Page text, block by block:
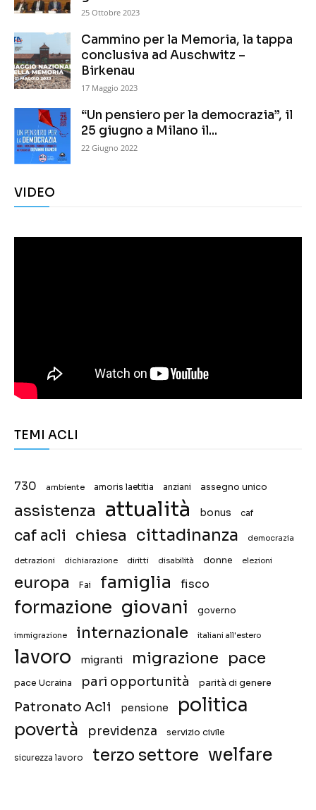
25 Ottobre 2023
Cammino per la Memoria, la tappa
conclusiva ad Auschwitz –
Birkenau
17 Maggio 2023
“Un pensiero per la democrazia”, il
25 giugno a Milano il...
22 Giugno 2022
VIDEO
TEMI ACLI
730 ambiente amoris laetitia anziani assegno unico
assistenza attualità bonus caf
caf acli chiesa cittadinanza democrazia
detrazioni dichiarazione diritti disabilità donne elezioni
europa Fai famiglia fisco
formazione giovani governo
immigrazione internazionale italiani all'estero
lavoro migranti migrazione pace
pace Ucraina pari opportunità parità di genere
Patronato Acli pensione politica
povertà previdenza servizio civile
sicurezza lavoro terzo settore welfare